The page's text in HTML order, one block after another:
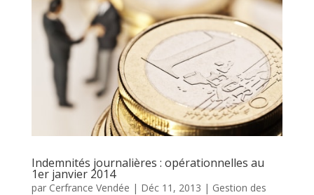
Indemnités journalières : opérationnelles au
1er janvier 2014
par Cerfrance Vendée | Déc 11, 2013 | Gestion des